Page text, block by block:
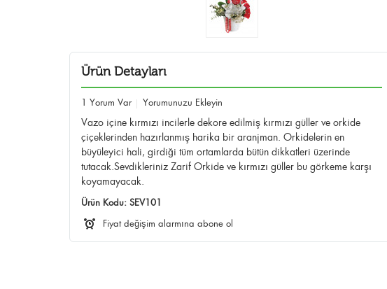
Ürün Detayları
1 Yorum Var Yorumunuzu Ekleyin
Vazo içine kırmızı incilerle dekore edilmiş kırmızı güller ve orkide
çiçeklerinden hazırlanmış harika bir aranjman. Orkidelerin en
büyüleyici hali, girdiği tüm ortamlarda bütün dikkatleri üzerinde
tutacak.Sevdikleriniz Zarif Orkide ve kırmızı güller bu görkeme karşı
koyamayacak.
Ürün Kodu:SEV101
Fiyat değişim alarmına abone ol